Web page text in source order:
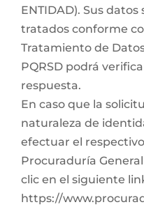
ENTIDAD). Sus
tratados conforme
Tratamiento de
PQRSD podrá
respuesta.
En caso que la
naturaleza de
efectuar el
Procuraduría
clic en el siguiente
https://